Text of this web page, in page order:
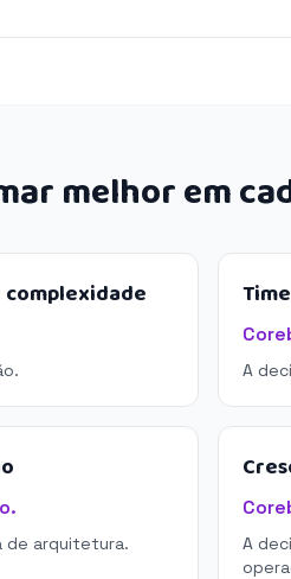
melhor em
A
de arquitetura.
A